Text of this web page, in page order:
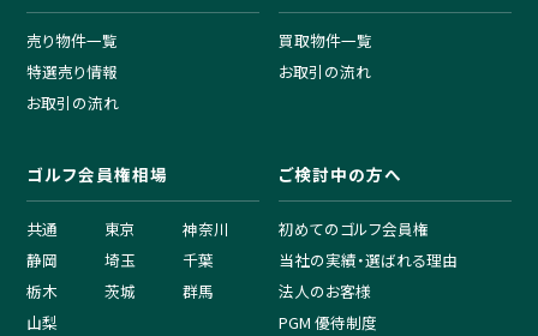
売り物件一覧
特選売り情報
お取引の流れ
買取物件一覧
お取引の流れ
ゴルフ会員権相場
共通 東京
神奈川
静岡
埼玉
千葉
栃木
茨城
群馬
山梨
ご検討中の方へ
初めてのゴルフ会員権
当社の実績・選ばれる理由
法人のお客様
PGM 優待制度